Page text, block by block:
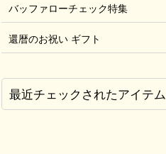
バッファローチェック特集
還暦のお祝い ギフト
最近チェックされたアイテム